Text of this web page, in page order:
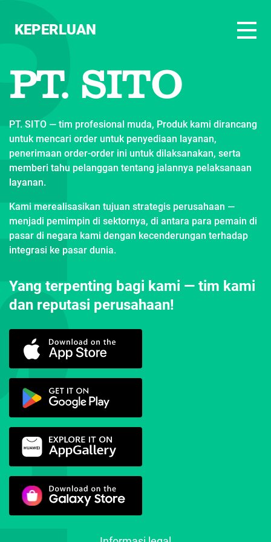
KEPERLUAN
PT. SITO
PT. SITO — tim profesional muda, Produk kami dirancang
untuk mencari order untuk penyediaan layanan,
penerimaan order-order ini untuk dilaksanakan, serta
memberi tahu pelanggan tentang jalannya pelaksanaan
layanan.
Kami merealisasikan tujuan strategis perusahaan —
menjadi pemimpin di sektornya, di antara para pemain di
pasar di negara kami dengan kecenderungan terhadap
integrasi ke pasar dunia.
Yang terpenting bagi kami — tim kami
dan reputasi perusahaan!